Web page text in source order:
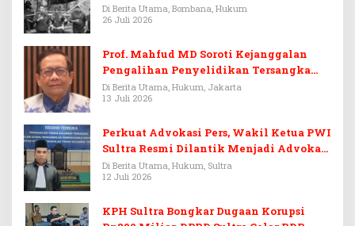
Di Berita Utama, Bombana, Hukum
26 Juli 2026
Prof. Mahfud MD Soroti Kejanggalan
Pengalihan Penyelidikan Tersangka
Febrie Adriansyah
Di Berita Utama, Hukum, Jakarta
13 Juli 2026
Perkuat Advokasi Pers, Wakil Ketua PWI
Sultra Resmi Dilantik Menjadi Advokat
PERADI
Di Berita Utama, Hukum, Sultra
12 Juli 2026
KPH Sultra Bongkar Dugaan Korupsi